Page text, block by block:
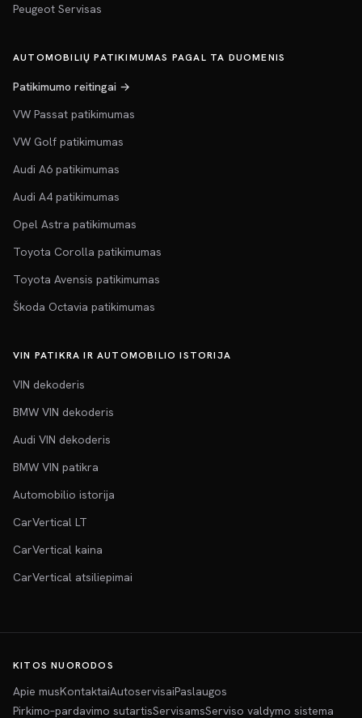
Peugeot Servisas
AUTOMOBILIŲ PATIKIMUMAS PAGAL TA DUOMENIS
Patikimumo reitingai →
VW Passat patikimumas
VW Golf patikimumas
Audi A6 patikimumas
Audi A4 patikimumas
Opel Astra patikimumas
Toyota Corolla patikimumas
Toyota Avensis patikimumas
Škoda Octavia patikimumas
VIN PATIKRA IR AUTOMOBILIO ISTORIJA
VIN dekoderis
BMW VIN dekoderis
Audi VIN dekoderis
BMW VIN patikra
Automobilio istorija
CarVertical LT
CarVertical kaina
CarVertical atsiliepimai
KITOS NUORODOS
Apie musKontaktaiAutoservisaiPaslaugos
Pirkimo–pardavimo sutartisServisamsServiso valdymo sistema